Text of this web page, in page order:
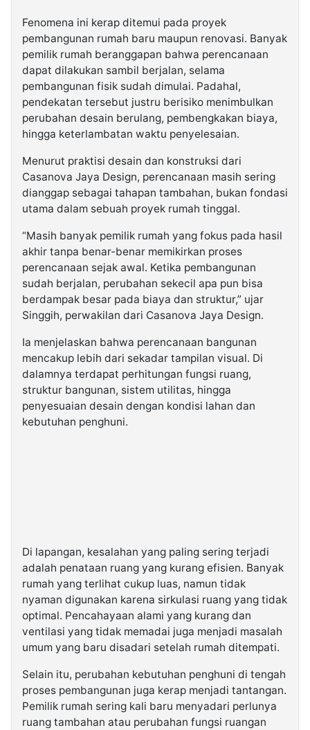
Fenomena ini kerap ditemui pada proyek
pembangunan rumah baru maupun renovasi. Banyak
pemilik rumah beranggapan bahwa perencanaan
dapat dilakukan sambil berjalan, selama
pembangunan fisik sudah dimulai. Padahal,
pendekatan tersebut justru berisiko menimbulkan
perubahan desain berulang, pembengkakan biaya,
hingga keterlambatan waktu penyelesaian.
Menurut praktisi desain dan konstruksi dari
Casanova Jaya Design, perencanaan masih sering
dianggap sebagai tahapan tambahan, bukan fondasi
utama dalam sebuah proyek rumah tinggal.
“Masih banyak pemilik rumah yang fokus pada hasil
akhir tanpa benar-benar memikirkan proses
perencanaan sejak awal. Ketika pembangunan
sudah berjalan, perubahan sekecil apa pun bisa
berdampak besar pada biaya dan struktur,” ujar
Singgih, perwakilan dari Casanova Jaya Design.
Ia menjelaskan bahwa perencanaan bangunan
mencakup lebih dari sekadar tampilan visual. Di
dalamnya terdapat perhitungan fungsi ruang,
struktur bangunan, sistem utilitas, hingga
penyesuaian desain dengan kondisi lahan dan
kebutuhan penghuni.
Di lapangan, kesalahan yang paling sering terjadi
adalah penataan ruang yang kurang efisien. Banyak
rumah yang terlihat cukup luas, namun tidak
nyaman digunakan karena sirkulasi ruang yang tidak
optimal. Pencahayaan alami yang kurang dan
ventilasi yang tidak memadai juga menjadi masalah
umum yang baru disadari setelah rumah ditempati.
Selain itu, perubahan kebutuhan penghuni di tengah
proses pembangunan juga kerap menjadi tantangan.
Pemilik rumah sering kali baru menyadari perlunya
ruang tambahan atau perubahan fungsi ruangan